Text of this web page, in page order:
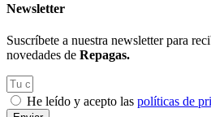
Newsletter
Suscríbete a nuestra newsletter para
novedades de Repagas.
He leído y acepto las políticas de